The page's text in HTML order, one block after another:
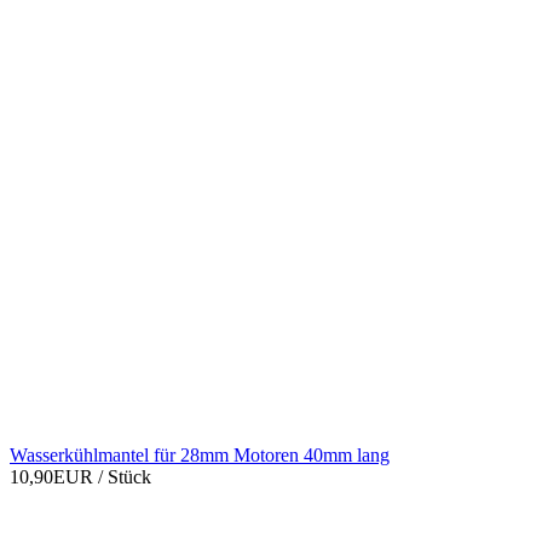
Wasserkühlmantel für 28mm Motoren 40mm lang
10,90EUR / Stück